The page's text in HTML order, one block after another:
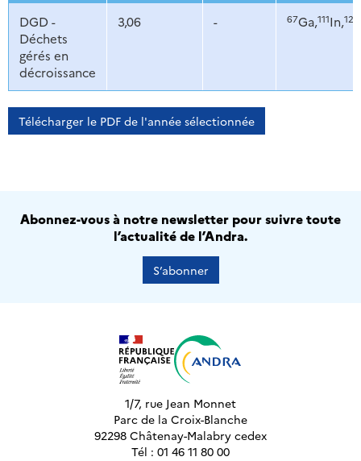
DGD -
Déchets
gérés en
décroissance
3,06 - 67Ga,111In,123
Télécharger le PDF de l'année sélectionnée
Abonnez-vous à notre newsletter pour suivre toute
l’actualité de l’Andra.
S’abonner
1/7, rue Jean Monnet
Parc de la Croix-Blanche
92298 Châtenay-Malabry cedex
Tél : 01 46 11 80 00